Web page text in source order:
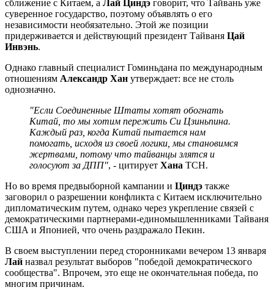
сближение с Китаем, а Лай Циндэ говорит, что Тайвань уже
суверенное государство, поэтому объявлять о его
независимости необязательно. Этой же позиции
придерживается и действующий президент Тайваня Цай
Инвэнь.
Однако главный специалист Гоминьдана по международным
отношениям Александр Хан утверждает: все не столь
однозначно.
"Если Соединенные Штаты хотят обогнать
Китай, то мы хотим пережить Си Цзиньпина.
Каждый раз, когда Китай пытается нам
помогать, исходя из своей логики, мы становимся
жертвами, потому что тайванцы злятся и
голосуют за ДПП", - цитирует Хана ТСН.
Но во время предвыборной кампании и Циндэ также
заговорил о разрешении конфликта с Китаем исключительно
дипломатическим путем, однако через укрепление связей с
демократическими партнерами-единомышленниками Тайваня
США и Японией, что очень раздражало Пекин.
В своем выступлении перед сторонниками вечером 13 января
Лай назвал результат выборов "победой демократического
сообщества". Впрочем, это еще не окончательная победа, по
многим причинам.